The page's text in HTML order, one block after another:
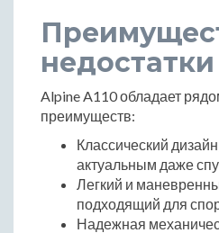
недостатки
Alpine A110 обладает
преимуществ:
Классический
актуальным даже
Легкий и
подходящий для
Надежная